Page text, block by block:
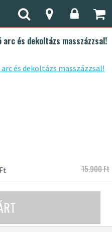
és dekoltázs masszázzsal!
Ft 15.900 Ft